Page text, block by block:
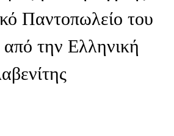
Παντοπωλείο του
την Ελληνική